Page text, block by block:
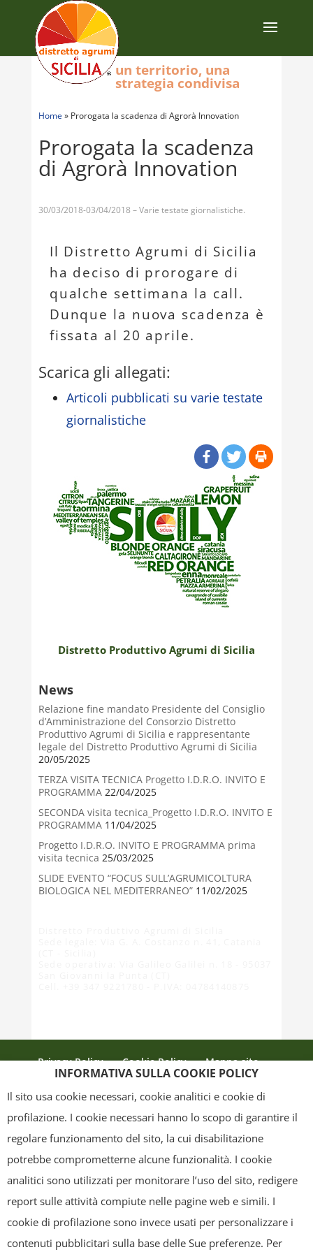
Home » Prorogata la scadenza di Agrorà Innovation
Prorogata la scadenza
di Agrorà Innovation
30/03/2018-03/04/2018 – Varie testate giornalistiche.
Il Distretto Agrumi di Sicilia
ha deciso di prorogare di
qualche settimana la call.
Dunque la nuova scadenza è
fissata al 20 aprile.
Scarica gli allegati:
Articoli pubblicati su varie testate
giornalistiche
Distretto Produttivo Agrumi di Sicilia
un territorio, una
strategia condivisa
News
Relazione fine mandato Presidente del Consiglio
d’Amministrazione del Consorzio Distretto
Produttivo Agrumi di Sicilia e rappresentante
legale del Distretto Produttivo Agrumi di Sicilia
20/05/2025
TERZA VISITA TECNICA Progetto I.D.R.O. INVITO E
PROGRAMMA22/04/2025
SECONDA visita tecnica_Progetto I.D.R.O. INVITO E
PROGRAMMA11/04/2025
Progetto I.D.R.O. INVITO E PROGRAMMA prima
visita tecnica 25/03/2025
SLIDE EVENTO “FOCUS SULL’AGRUMICOLTURA
BIOLOGICA NEL MEDITERRANEO”11/02/2025
Privacy Policy Cookie Policy
Mappa sito
grafica ed il layout) sono di proprietà del "Distretto Produttivo Agrumi di
Sicilia" e tutelati dal diritto d’autore. È pertanto vietato copiarli,
pubblicarli, riscriverli, commercializzarli, distribuirli, anche soltanto in
parte. Tutti i documenti presenti su questo sito, disponibili gratuitamente
INFORMATIVA SULLA COOKIE POLICY
Il sito usa cookie necessari, cookie analitici e cookie di
profilazione. I cookie necessari hanno lo scopo di garantire il
regolare funzionamento del sito, la cui disabilitazione
potrebbe comprometterne alcune funzionalità. I cookie
analitici sono utilizzati per monitorare l’uso del sito, redigere
report sulle attività compiute nelle pagine web e simili. I
cookie di profilazione sono invece usati per personalizzare i
contenuti pubblicitari sulla base delle Sue preferenze. Per